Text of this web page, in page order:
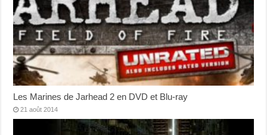
Les Marines de Jarhead 2 en DVD et Blu-ray
21 août 2014